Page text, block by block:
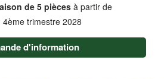
de 5 pièces à partir de
4ème trimestre 2028
d'information